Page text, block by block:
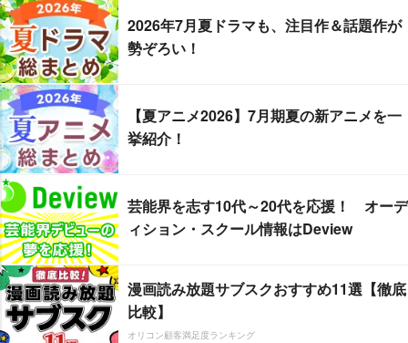
2026年7月夏ドラマも、注目作＆話題作が
勢ぞろい！
【夏アニメ2026】7月期夏の新アニメを一
挙紹介！
芸能界を志す10代～20代を応援！ オーデ
ィション・スクール情報はDeview
漫画読み放題サブスクおすすめ11選【徹底
比較】
オリコン顧客満足度ランキング